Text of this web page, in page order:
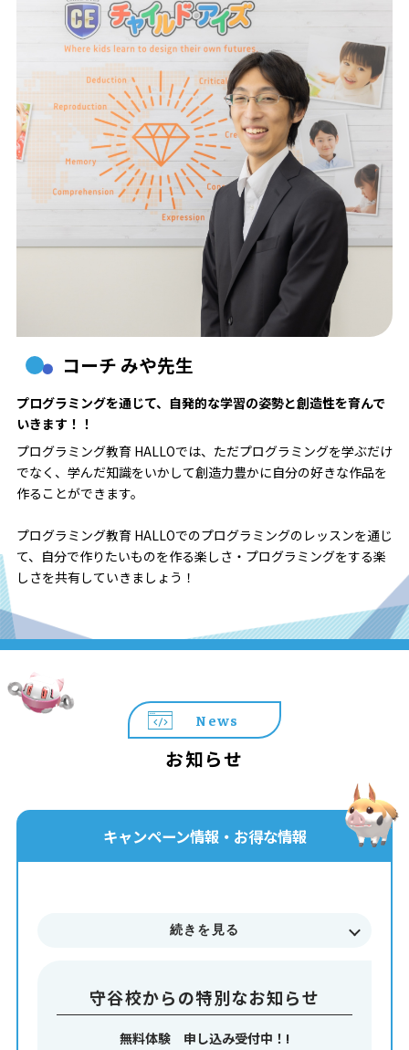
コーチ みや先生
プログラミングを通じて、自発的な学習の姿勢と創造性を育んで
いきます！！
プログラミング教育 HALLOでは、ただプログラミングを学ぶだけ
でなく、学んだ知識をいかして創造力豊かに自分の好きな作品を
作ることができます。
プログラミング教育 HALLOでのプログラミングのレッスンを通じ
て、自分で作りたいものを作る楽しさ・プログラミングをする楽
しさを共有していきましょう！
News
お知らせ
キャンペーン情報・お得な情報
続きを見る
守谷校からの特別なお知らせ
無料体験 申し込み受付中！!